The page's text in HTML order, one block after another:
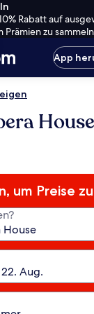
Rabatt auf
Prämien zu
App
House
um Preise